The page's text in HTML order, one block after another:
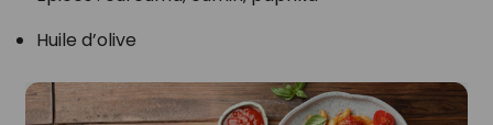
Huile d’olive